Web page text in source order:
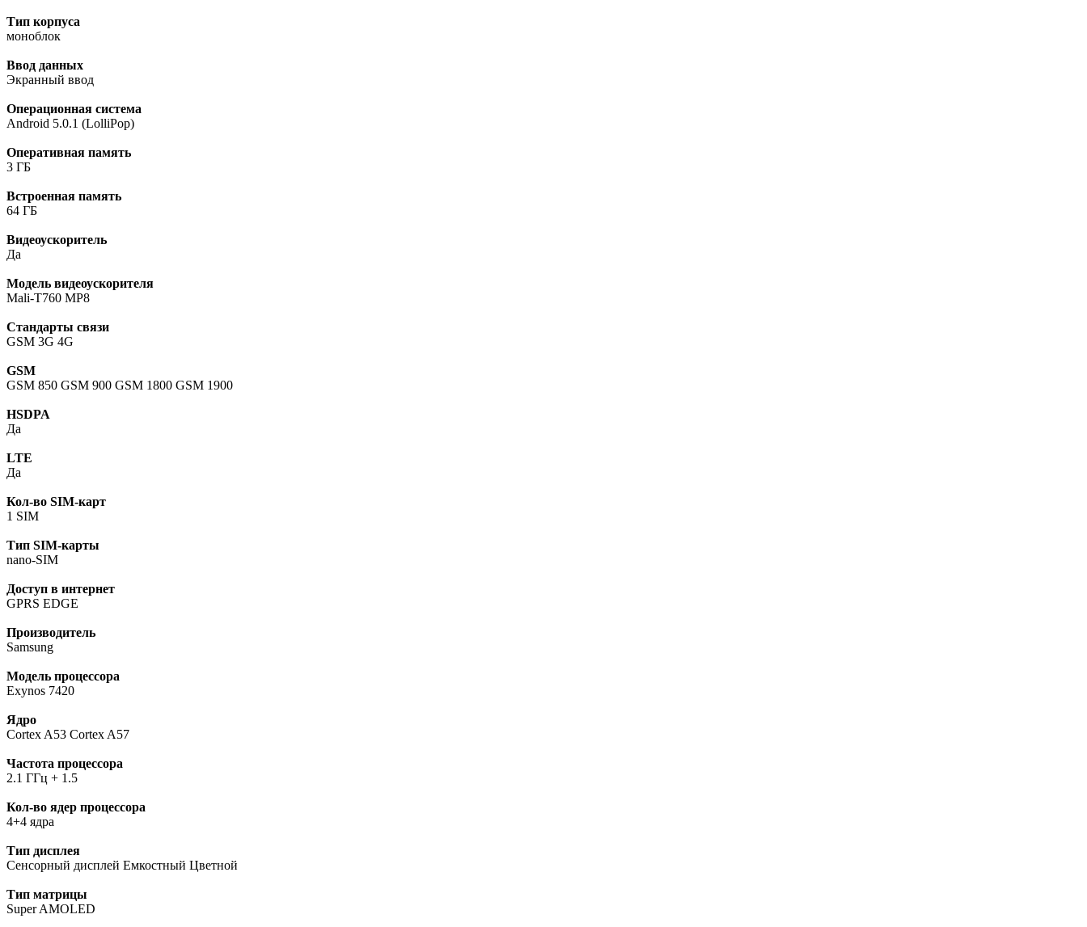
Тип корпуса
моноблок
Ввод данных
Экранный ввод
Операционная система
Android 5.0.1 (LolliPop)
Оперативная память
3 ГБ
Встроенная память
64 ГБ
Видеоускоритель
Да
Модель видеоускорителя
Mali-T760 MP8
Стандарты связи
GSM 3G 4G
GSM
GSM 850 GSM 900 GSM 1800 GSM 1900
HSDPA
Да
LTE
Да
Кол-во SIM-карт
1 SIM
Тип SIM-карты
nano-SIM
Доступ в интернет
GPRS EDGE
Производитель
Samsung
Модель процессора
Exynos 7420
Ядро
Cortex A53 Cortex A57
Частота процессора
2.1 ГГц + 1.5
Кол-во ядер процессора
4+4 ядра
Тип дисплея
Сенсорный дисплей Емкостный Цветной
Тип матрицы
Super AMOLED